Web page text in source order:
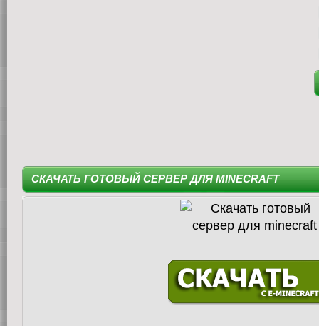
СКАЧАТЬ ГОТОВЫЙ СЕРВЕР ДЛЯ MINECRAFT